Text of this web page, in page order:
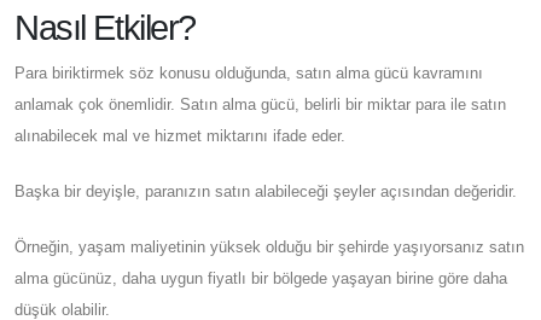
Nasıl Etkiler?
Para biriktirmek söz konusu olduğunda, satın alma gücü kavramını
anlamak çok önemlidir. Satın alma gücü, belirli bir miktar para ile satın
alınabilecek mal ve hizmet miktarını ifade eder.
Başka bir deyişle, paranızın satın alabileceği şeyler açısından değeridir.
Örneğin, yaşam maliyetinin yüksek olduğu bir şehirde yaşıyorsanız satın
alma gücünüz, daha uygun fiyatlı bir bölgede yaşayan birine göre daha
düşük olabilir.